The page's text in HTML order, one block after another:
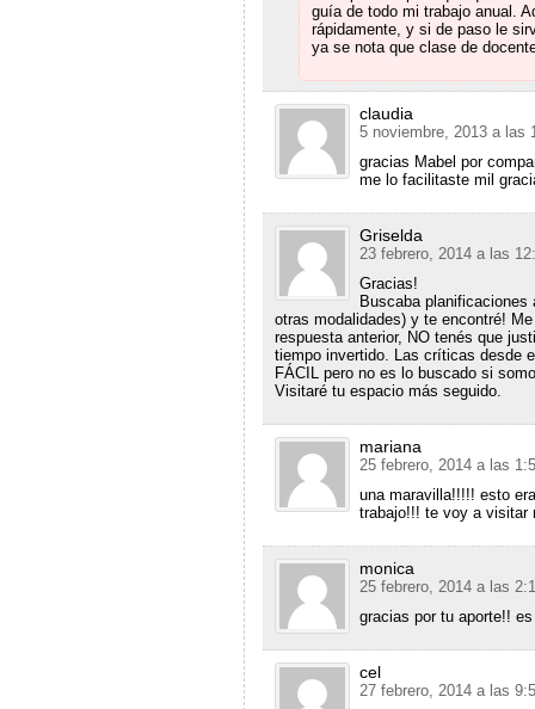
guía de todo mi trabajo anual.
rápidamente, y si de paso le
ya se nota que clase de
claudia
5 noviembre, 2013 a las
gracias Mabel por
me lo facilitaste mil
Griselda
23 febrero, 2014 a las
Gracias!
Buscaba
otras modalidades) y te encontré!
respuesta anterior, NO tenés que
tiempo invertido. Las críticas desde
FÁCIL pero no es lo buscado si
Visitaré tu espacio más seguido.
mariana
25 febrero, 2014 a las
una maravilla!!!!! esto
trabajo!!! te voy a visitar
monica
25 febrero, 2014 a las
gracias por tu aporte!!
cel
27 febrero, 2014 a las